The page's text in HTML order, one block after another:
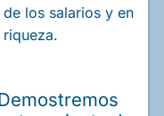
los salarios y en